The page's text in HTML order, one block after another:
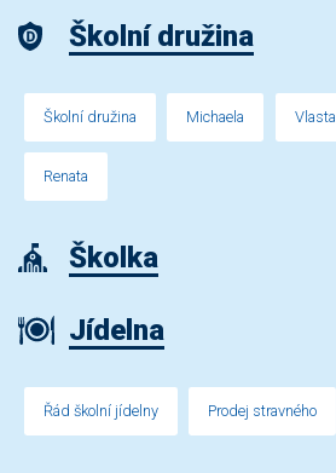
Školní družina
Školní družina Michaela Vlasta
Renata
Školka
Jídelna
Řád školní jídelny Prodej stravného